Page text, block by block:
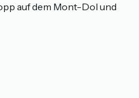
auf dem Mont-Dol und